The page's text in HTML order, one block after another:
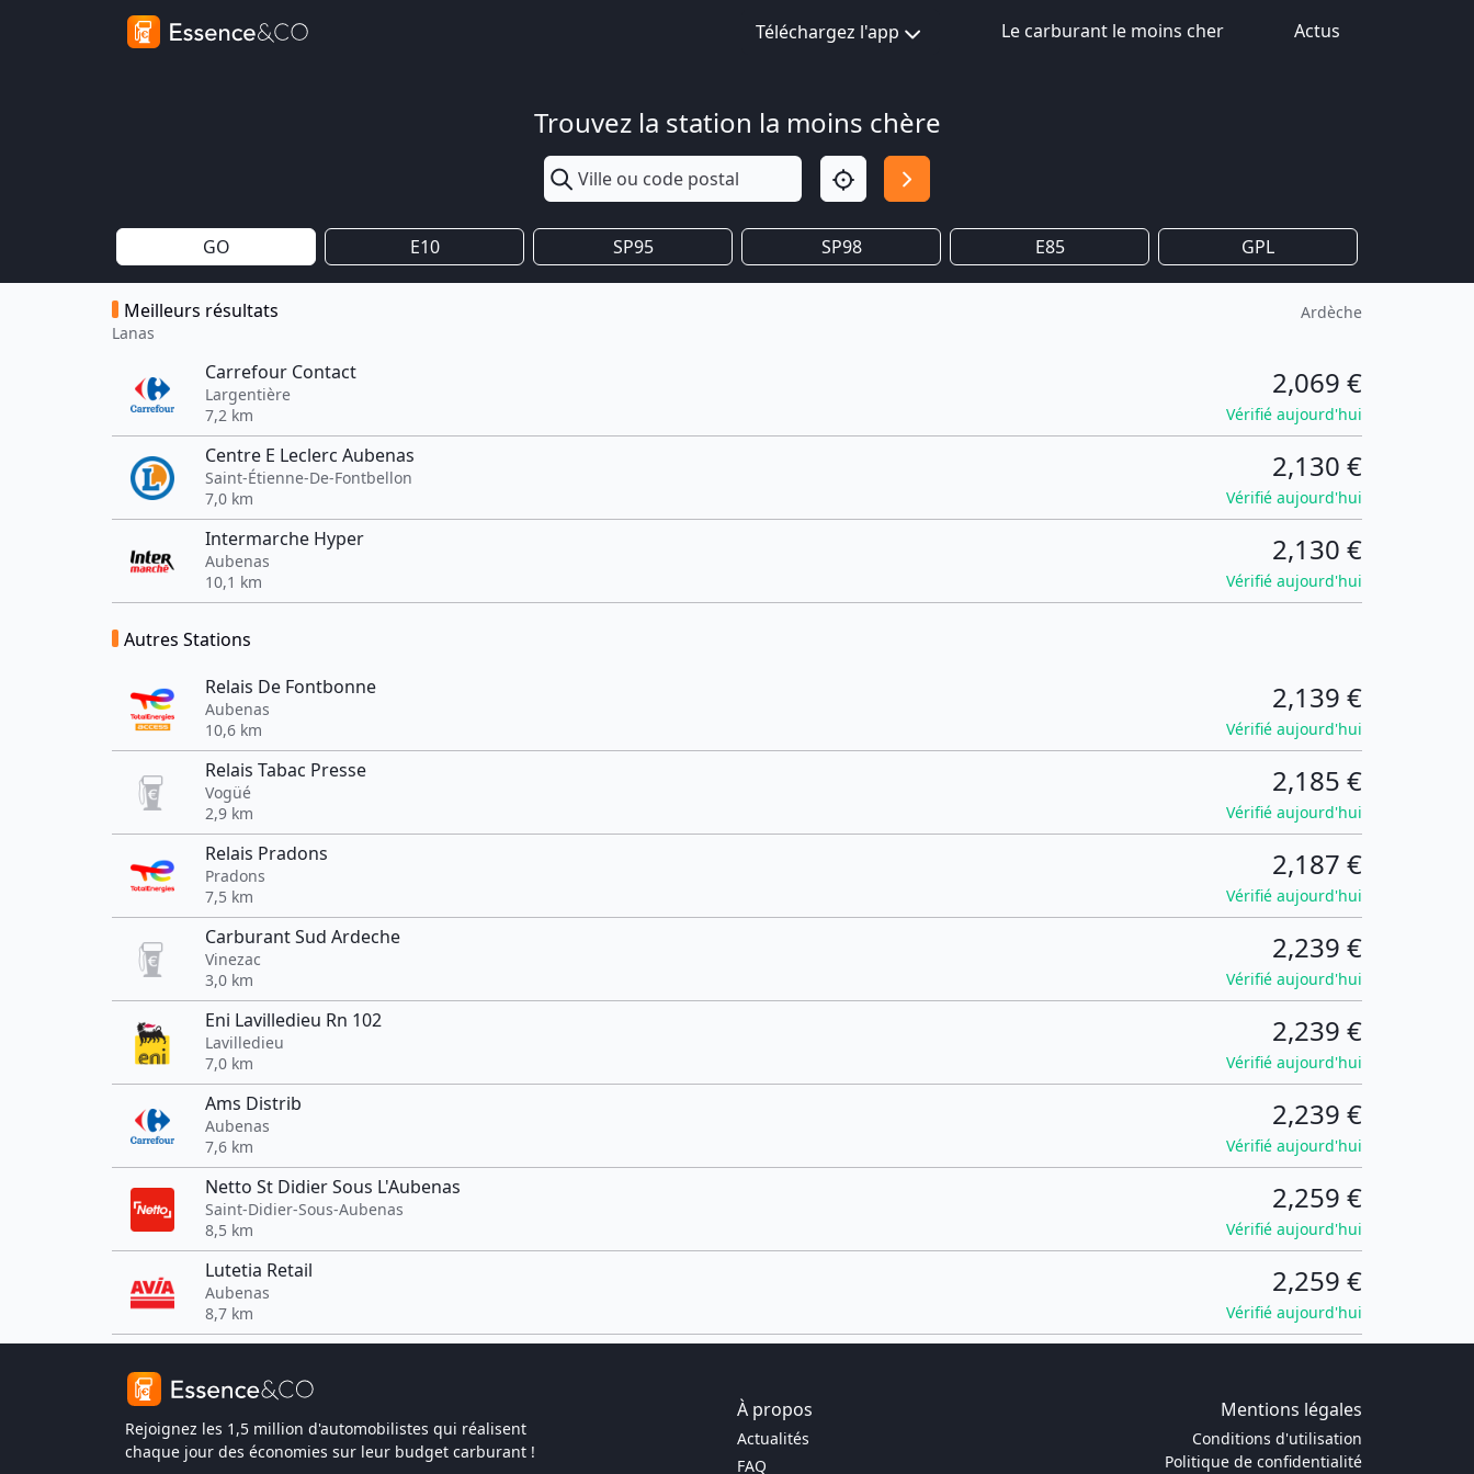
Téléchargez l'app Le carburant le moins cher Actus
Trouvez la station la moins chère
GO E10 SP95 SP98 E85 GPL
Meilleurs résultats
Lanas
Ardèche
Carrefour Contact
Largentière
7,2 km
2,069 €
Vérifié aujourd'hui
Centre E Leclerc Aubenas
Saint-Étienne-De-Fontbellon
7,0 km
2,130 €
Vérifié aujourd'hui
Intermarche Hyper
Aubenas
10,1 km
2,130 €
Vérifié aujourd'hui
Autres Stations
Relais De Fontbonne
Aubenas
10,6 km
2,139 €
Vérifié aujourd'hui
Relais Tabac Presse
Vogüé
2,9 km
2,185 €
Vérifié aujourd'hui
Relais Pradons
Pradons
7,5 km
2,187 €
Vérifié aujourd'hui
Carburant Sud Ardeche
Vinezac
3,0 km
2,239 €
Vérifié aujourd'hui
Eni Lavilledieu Rn 102
Lavilledieu
7,0 km
2,239 €
Vérifié aujourd'hui
Ams Distrib
Aubenas
7,6 km
2,239 €
Vérifié aujourd'hui
Netto St Didier Sous L'Aubenas
Saint-Didier-Sous-Aubenas
8,5 km
2,259 €
Vérifié aujourd'hui
Lutetia Retail
Aubenas
8,7 km
2,259 €
Vérifié aujourd'hui
Rejoignez les 1,5 million d'automobilistes qui réalisent
chaque jour des économies sur leur budget carburant !
À propos Mentions légales
Actualités
FAQ
Conditions d'utilisation
Politique de confidentialité